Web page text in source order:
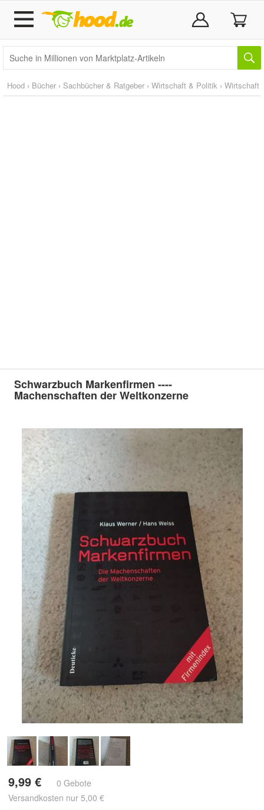
Hood › Bücher › Sachbücher & Ratgeber › Wirtschaft & Politik › Wirtschaft
Schwarzbuch Markenfirmen ----
Machenschaften der Weltkonzerne
9,99 €
0 Gebote
Versandkosten nur 5,00 €